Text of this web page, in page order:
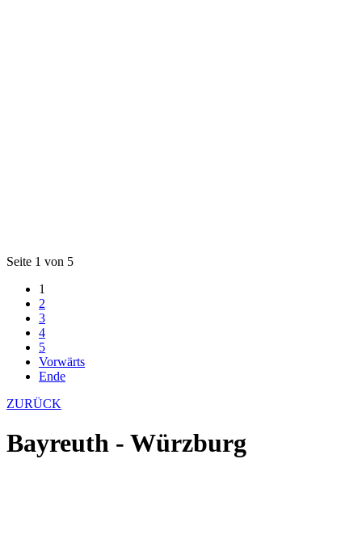
Seite 1 von 5
1
2
3
4
5
Vorwärts
Ende
ZURÜCK
Bayreuth - Würzburg